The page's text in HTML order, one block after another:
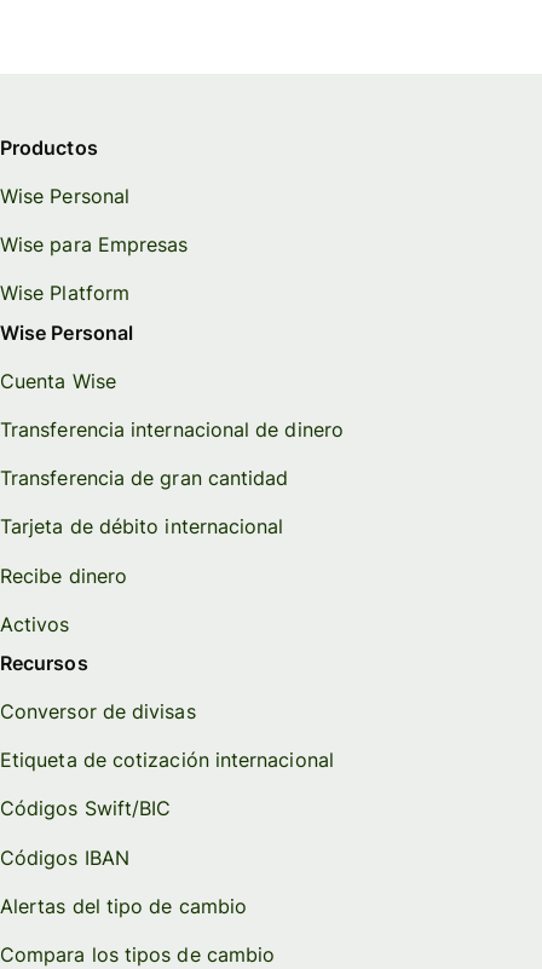
Productos
Wise Personal
Wise para Empresas
Wise Platform
Wise Personal
Cuenta Wise
Transferencia internacional de dinero
Transferencia de gran cantidad
Tarjeta de débito internacional
Recibe dinero
Activos
Recursos
Conversor de divisas
Etiqueta de cotización internacional
Códigos Swift/BIC
Códigos IBAN
Alertas del tipo de cambio
Compara los tipos de cambio